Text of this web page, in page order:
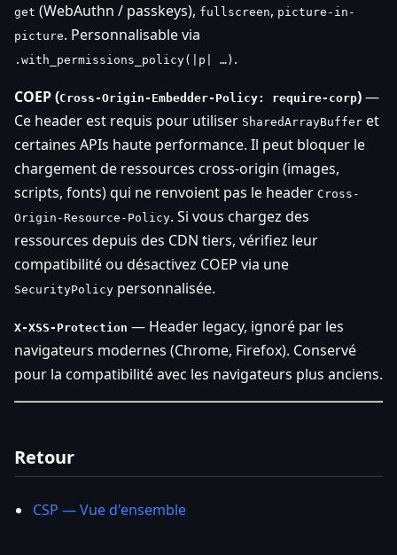
get (WebAuthn / passkeys), fullscreen, picture-in-
picture. Personnalisable via
.with_permissions_policy(|p| …) .
COEP (Cross-Origin-Embedder-Policy: require-corp)—
Ce header est requis pour utiliser SharedArrayBuffer et
certaines APIs haute performance. Il peut bloquer le
chargement de ressources cross-origin (images,
scripts, fonts) qui ne renvoient pas le header Cross-
Origin-Resource-Policy. Si vous chargez des
ressources depuis des CDN tiers, vérifiez leur
compatibilité ou désactivez COEP via une
SecurityPolicy personnalisée.
X-XSS-Protection — Header legacy, ignoré par les
navigateurs modernes (Chrome, Firefox). Conservé
pour la compatibilité avec les navigateurs plus anciens.
Retour
CSP — Vue d'ensemble